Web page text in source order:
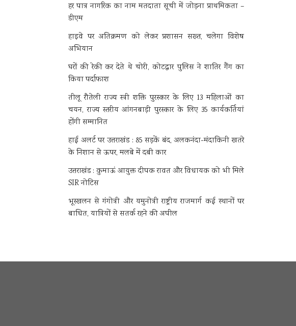
हर पात्र नागरिक का नाम मतदाता सूची में जोड़ना प्राथमिकता –
डीएम
हाइवे पर अतिक्रमण को लेकर प्रशासन सख्त, चलेगा विशेष
अभियान
घरों की रेकी कर देते थे चोरी, कोटद्वार पुलिस ने शातिर गैंग का
किया पर्दाफाश
तीलू रौतेली राज्य स्त्री शक्ति पुरस्कार के लिए 13 महिलाओं का
चयन, राज्य स्तरीय आंगनबाड़ी पुरस्कार के लिए 35 कार्यकर्तियां
होंगी सम्मानित
हाई अलर्ट पर उत्तराखंड : 85 सड़कें बंद, अलकनंदा-मंदाकिनी खतरे
के निशान से ऊपर, मलबे में दबी कार
उत्तराखंड : कुमाऊं आयुक्त दीपक रावत और विधायक को भी मिले
SIR नोटिस
भूस्खलन से गंगोत्री और यमुनोत्री राष्ट्रीय राजमार्ग कई स्थानों पर
बाधित, यात्रियों से सतर्क रहने की अपील